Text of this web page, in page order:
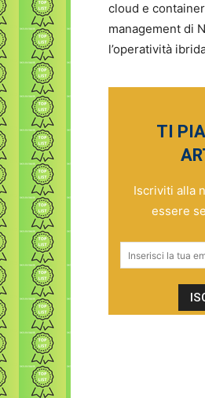
cloud e
management di
l’operatività
TI
Iscriviti alla
essere